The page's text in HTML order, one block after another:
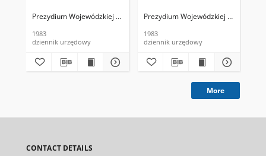
Prezydium Wojewódzkiej Rady Narodowej (Białystok). Red.
1983
dziennik urzędowy
Prezydium Wojewódzkiej Rady
1983
dziennik urzędowy
More
CONTACT DETAILS